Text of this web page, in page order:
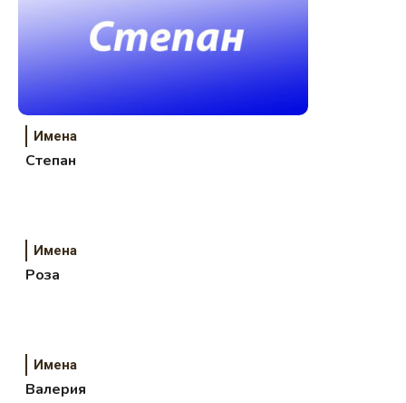
Имена
Степан
Имена
Роза
Имена
Валерия